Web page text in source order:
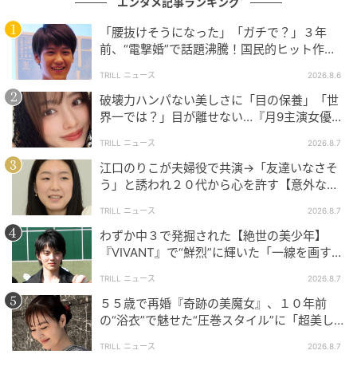
な作品だなと思っているので。入った作品が面白かろ
うと、面白くなかろうと、その評価を皆さんと共有す
ることは大事だし、だからこそ自分と趣味嗜好が合う
作品に出会えたときは、より解像度がよく見えるとい
うのはあるように思います」と語る。
そして「映画を観る時に注目するポイントは？」とい
う質問には「やっぱり役者さんのお芝居を観ますね。
その人の魅力を探ることが多いかも知れません。そう
やって映画館で出会った作品を深掘りするために、作
品を再度観たりもします」と返答。「いつか自分も映
画を撮ってみたい」と公言している二宮だが、その流
れで「どんな映画を撮りたい？」という質問も。それ
には「無声映画をやってみたいと思っています」と一
言。会場からは驚きの声があがり、その理由について
「今は情報量が多すぎるので、テレビでも音が出ない
というのはある種の異常事態だと思うんです。そうい
「腰抜けそうになった」「ガチで？」３年
前、“電撃婚”で話題沸騰！国民的ヒット作
TRILL ニュース 2026.8.6
破壊力ハンパない美しさに「目の保養」「世
界一では？」目が離せない…『月9主演女優
TRILL ニュース 2026.8.7
江口のりこが夫婦役で共演→「友達いなさそ
う」と誘われ２０代から心を許す【意外な親
TRILL ニュース 2026.8.7
わずか中３で発掘された【絶世の美少年】
『VIVANT』で“鮮烈”に輝いた「一線を画す」
TRILL ニュース 2026.8.7
５５歳で再婚『奇跡の美魔女』、１０年前
の“浴衣”で魅せた“圧巻スタイル”に「超美し
TRILL ニュース 2026.8.7